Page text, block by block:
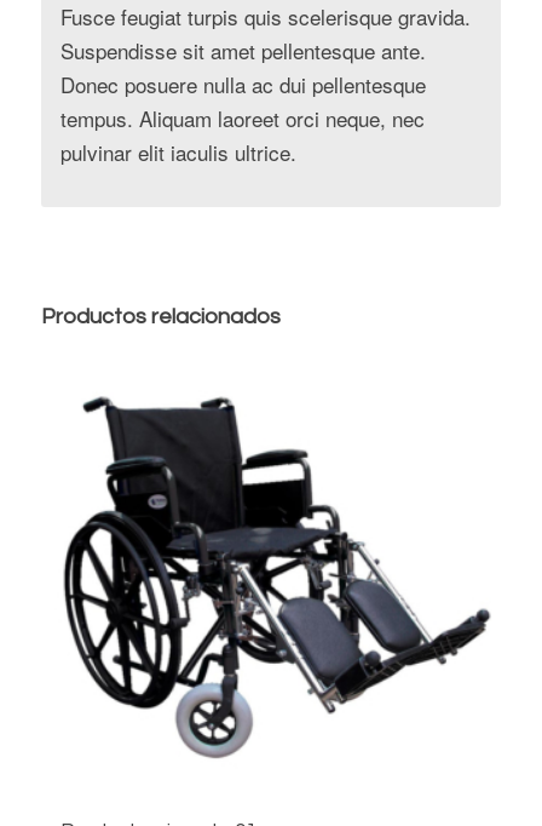
Fusce feugiat turpis quis scelerisque gravida.
Suspendisse sit amet pellentesque ante.
Donec posuere nulla ac dui pellentesque
tempus. Aliquam laoreet orci neque, nec
pulvinar elit iaculis ultrice.
Productos relacionados